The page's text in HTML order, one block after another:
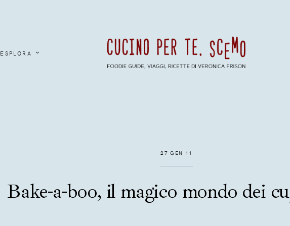
ESPLORA
27 GEN 11
Bake-a-boo, il magico mondo dei